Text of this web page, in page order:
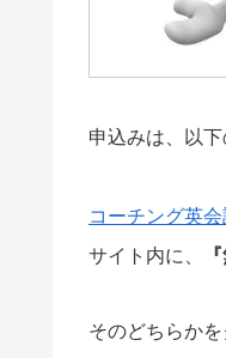
申込みは、以
コーチング英
サイト内に、
そのどちらかを